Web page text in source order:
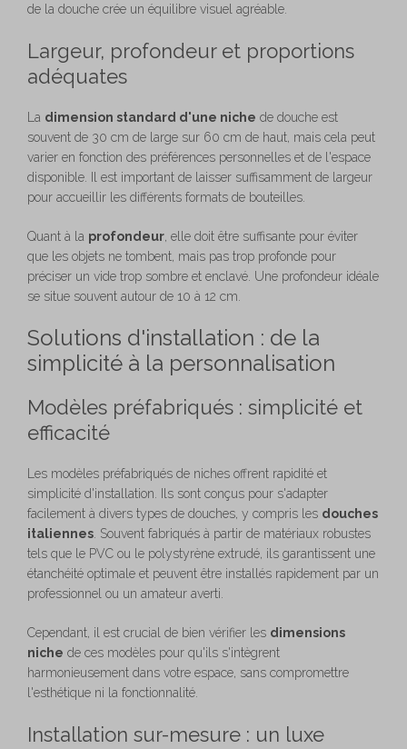
de la douche crée un équilibre visuel agréable.
Largeur, profondeur et proportions
adéquates
La dimension standard d'une niche de douche est
souvent de 30 cm de large sur 60 cm de haut, mais cela peut
varier en fonction des préférences personnelles et de l'espace
disponible. Il est important de laisser suffisamment de largeur
pour accueillir les différents formats de bouteilles.
Quant à la profondeur , elle doit être suffisante pour éviter
que les objets ne tombent, mais pas trop profonde pour
préciser un vide trop sombre et enclavé. Une profondeur idéale
se situe souvent autour de 10 à 12 cm.
Solutions d'installation : de la
simplicité à la personnalisation
Modèles préfabriqués : simplicité et
efficacité
Les modèles préfabriqués de niches offrent rapidité et
simplicité d'installation. Ils sont conçus pour s'adapter
facilement à divers types de douches, y compris les douches
italiennes . Souvent fabriqués à partir de matériaux robustes
tels que le PVC ou le polystyrène extrudé, ils garantissent une
étanchéité optimale et peuvent être installés rapidement par un
professionnel ou un amateur averti.
Cependant, il est crucial de bien vérifier les dimensions
niche de ces modèles pour qu'ils s'intègrent
harmonieusement dans votre espace, sans compromettre
l'esthétique ni la fonctionnalité.
Installation sur-mesure : un luxe